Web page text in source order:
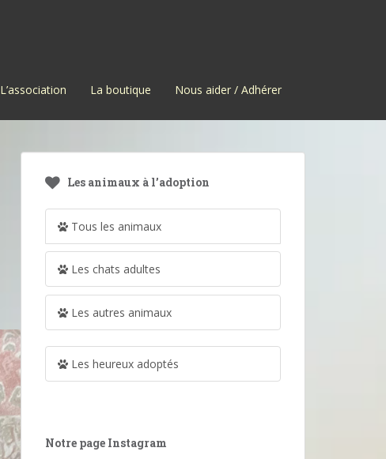
L’association La boutique Nous aider / Adhérer
Les animaux à l’adoption
Tous les animaux
Les chats adultes
Les autres animaux
Les heureux adoptés
Notre page Instagram